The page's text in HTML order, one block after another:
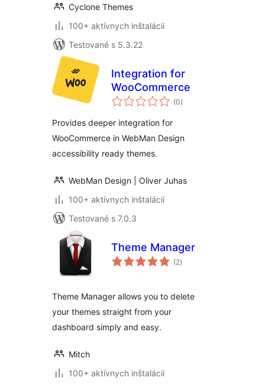
Cyclone Themes
100+ aktívnych inštalácií
Testované s 5.3.22
Integration for
WooCommerce
(0celkové
hodnotenie
)
Provides deeper integration for
WooCommerce in WebMan Design
accessibility ready themes.
WebMan Design | Oliver Juhas
100+ aktívnych inštalácií
Testované s 7.0.3
Theme Manager
(2celkové
hodnotenie
)
Theme Manager allows you to delete
your themes straight from your
dashboard simply and easy.
Mitch
100+ aktívnych inštalácií